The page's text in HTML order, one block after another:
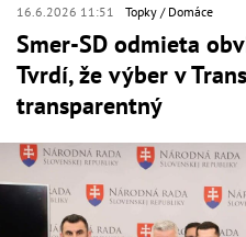
16.6.2026 11:51 Topky Domáce
Smer-SD odmieta
Tvrdí, že výber v
transparentný